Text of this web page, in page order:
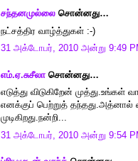
சந்தனமுல்லை சொன்னது…
நட்சத்திர வாழ்த்துகள் :-)
31 அக்டோபர், 2010 அன்று 9:49
எம்.ஏ.சுசீலா சொன்னது…
எடுத்து விடுகிறேன்
எனக்குப் பெற்றுத் தந்தது.அத்னால்
முடிகிறது.நன்றி...
31 அக்டோபர், 2010 அன்று 9:54